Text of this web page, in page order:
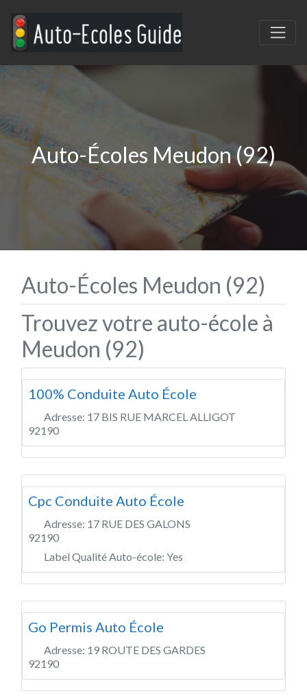
Auto-Écoles Meudon (92)
Auto-Écoles Meudon (92)
Trouvez votre auto-école à
Meudon (92)
100% Conduite Auto École
Adresse: 17 BIS RUE MARCEL ALLIGOT
92190
Cpc Conduite Auto École
Adresse: 17 RUE DES GALONS
92190
Label Qualité Auto-école: Yes
Go Permis Auto École
Adresse: 19 ROUTE DES GARDES
92190